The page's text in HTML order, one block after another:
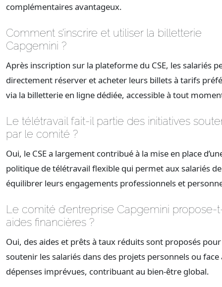
complémentaires avantageux.
Comment s’inscrire et utiliser la billetterie
Capgemini ?
Après inscription sur la plateforme du CSE, les salariés
directement réserver et acheter leurs billets à tarifs
via la billetterie en ligne dédiée, accessible à tout
Le télétravail fait-il partie des initiatives
par le comité ?
Oui, le CSE a largement contribué à la mise en place
politique de télétravail flexible qui permet aux salariés
équilibrer leurs engagements professionnels et
Le comité d’entreprise Capgemini propose-
aides financières ?
Oui, des aides et prêts à taux réduits sont proposés pour
soutenir les salariés dans des projets personnels ou face
dépenses imprévues, contribuant au bien-être global.